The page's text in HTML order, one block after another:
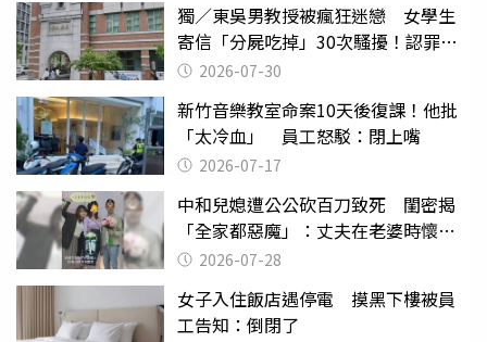
獨／東吳男教授被瘋狂迷戀 女學生
寄信「分屍吃掉」30次騷擾！認罪免
關 2026-07-30
新竹音樂教室命案10天後復課！他批
「太冷血」 員工怒駁：閉上嘴
2026-07-17
中和兒媳遭公公砍百刀致死 閨密揭
「全家都惡魔」：丈夫在老婆時懷孕
摔東西
2026-07-28
女子入住飯店遇停電 摸黑下樓被員
工告知：倒閉了